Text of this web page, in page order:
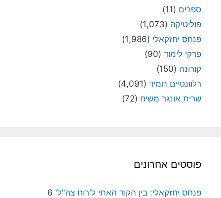
ספרים (11)
פוליטיקה (1,073)
פנחס יחזקאלי (1,986)
פרקי לימוד (90)
קורונה (150)
רלוונטיים תמיד (4,091)
שרית אונגר משיח (72)
פוסטים אחרונים
פנחס יחזקאלי: בין הקוד האתי ל'רוח צה"ל' 6